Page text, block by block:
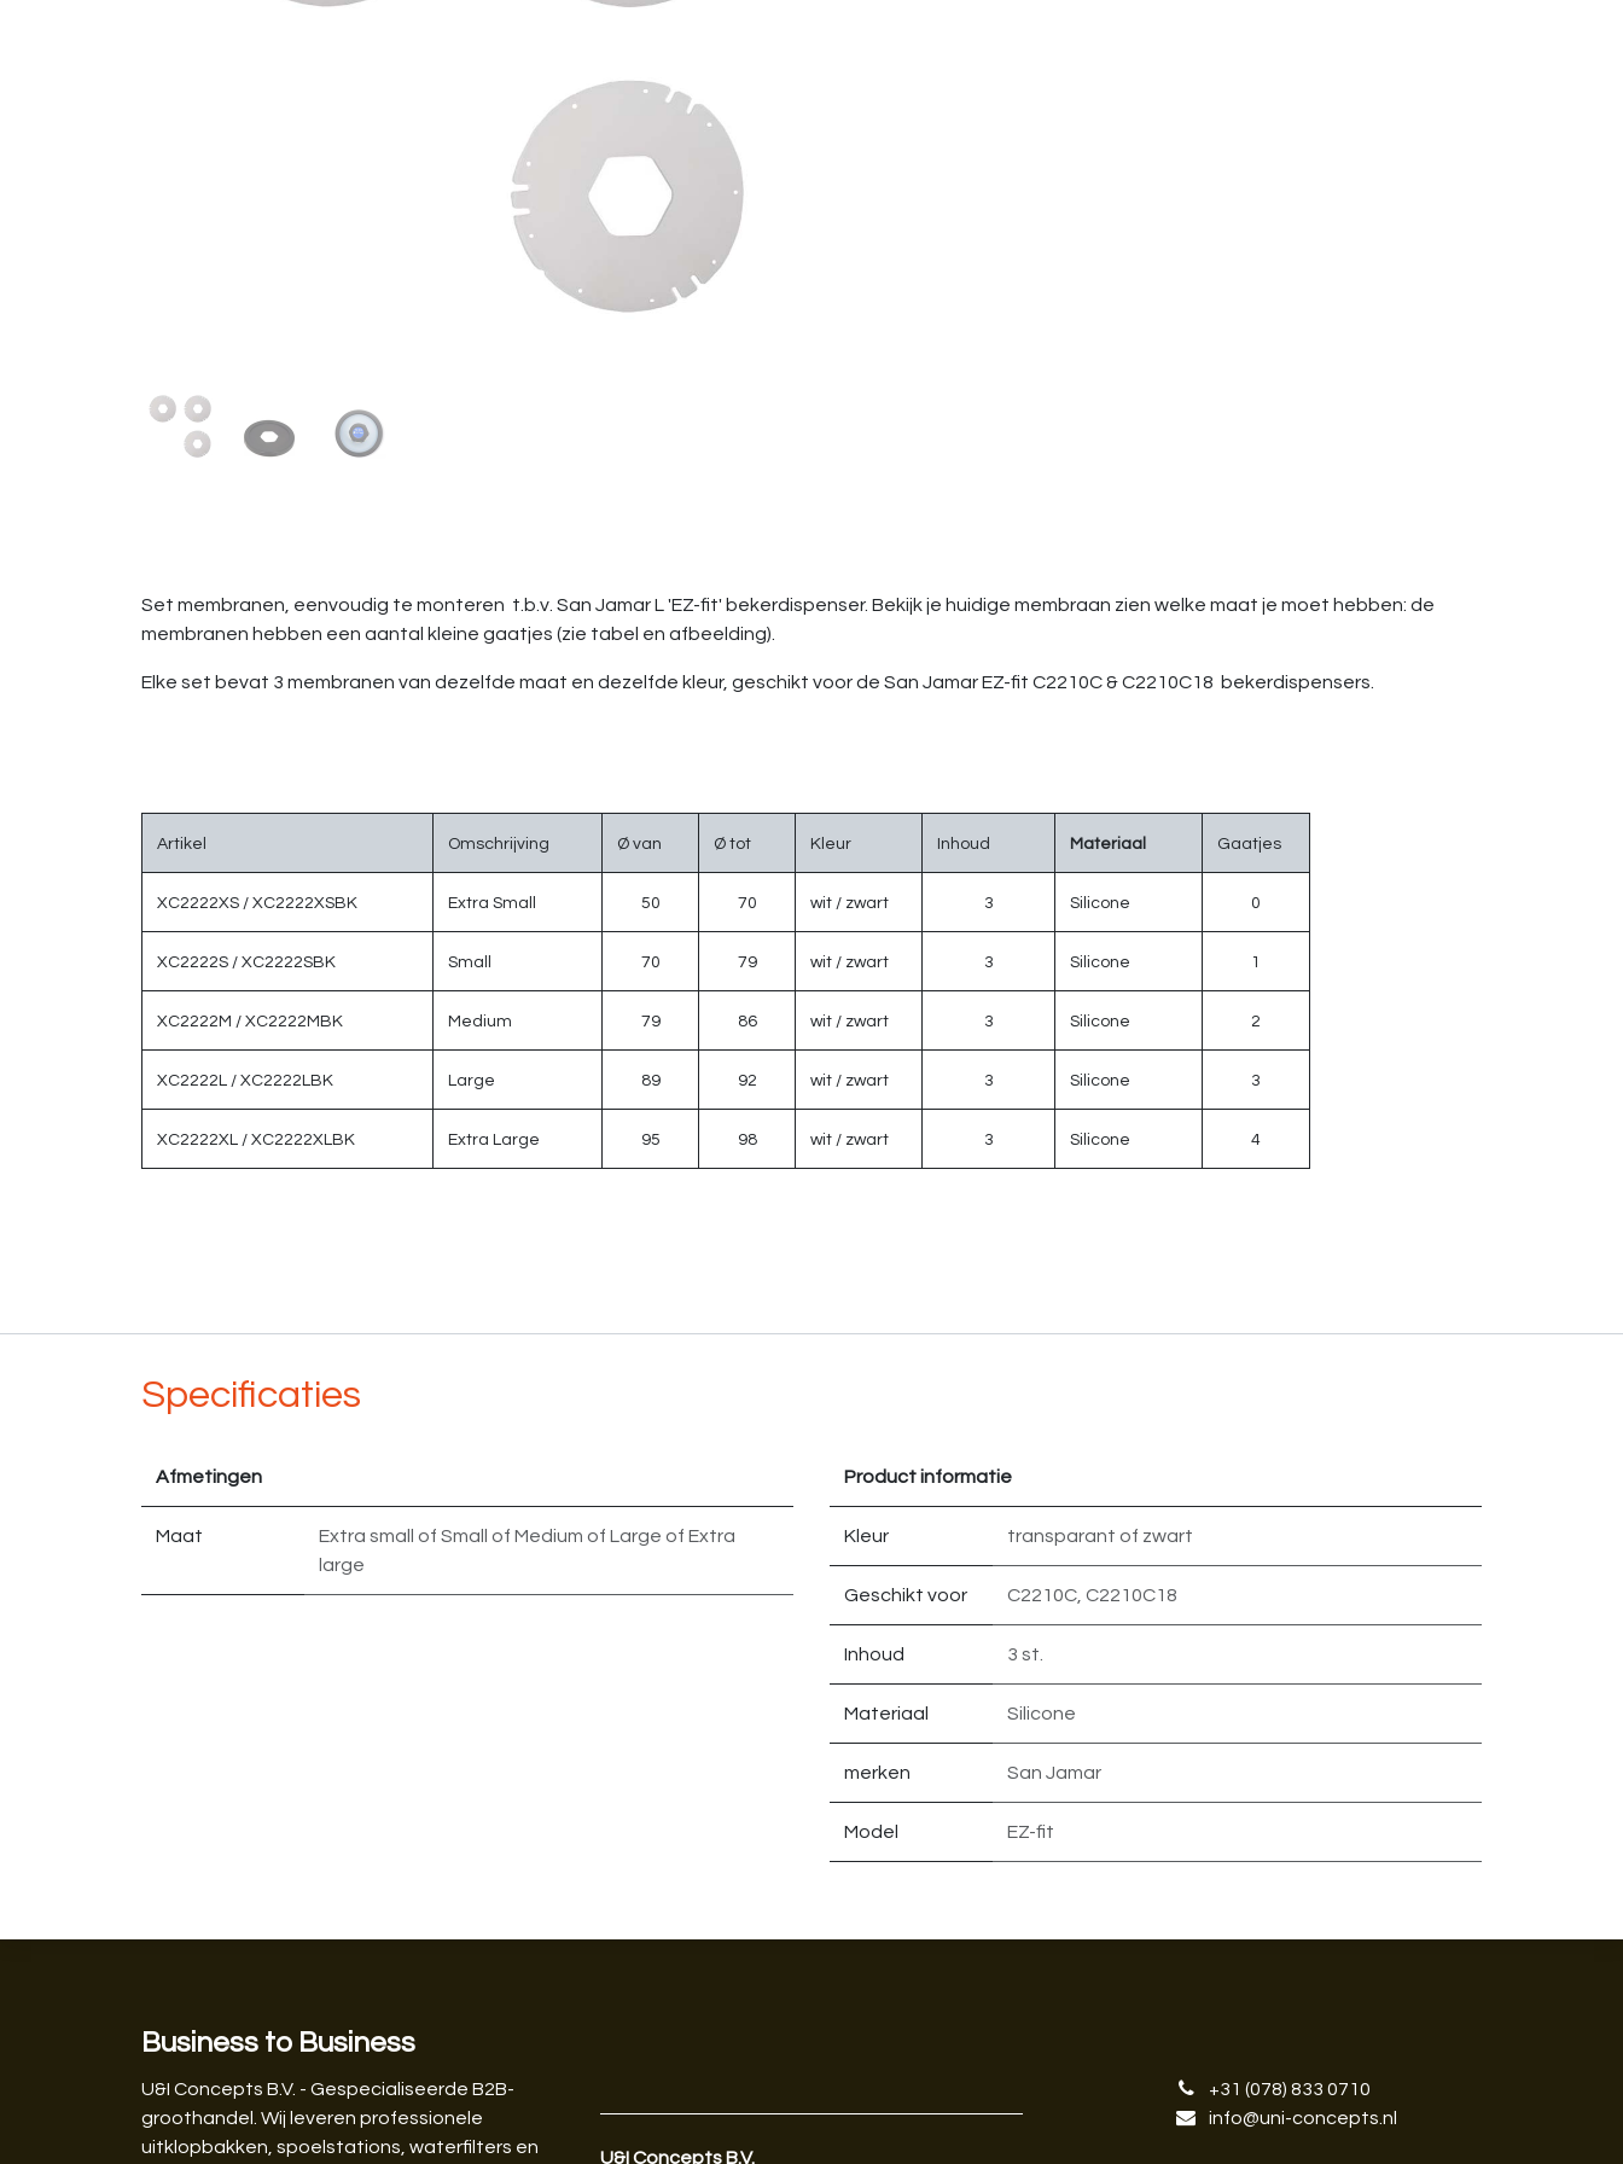
Set membranen, eenvoudig te monteren t.b.v. San Jamar L 'EZ-fit' bekerdispenser. Bekijk je huidige membraan zien welke maat je moet hebben: de
membranen hebben een aantal kleine gaatjes (zie tabel en afbeelding).
Elke set bevat 3 membranen van dezelfde maat en dezelfde kleur, geschikt voor de San Jamar EZ-fit C2210C & C2210C18 bekerdispensers.
Artikel Omschrijving Ø van Ø tot Kleur Inhoud Materiaal Gaatjes
XC2222XS / XC2222XSBK Extra Small 50 70 wit / zwart 3 Silicone 0
XC2222S / XC2222SBK Small 70 79 wit / zwart 3 Silicone 1
XC2222M / XC2222MBK Medium 79 86 wit / zwart 3 Silicone 2
XC2222L / XC2222LBK Large 89 92 wit / zwart 3 Silicone 3
XC2222XL / XC2222XLBK Extra Large 95 98 wit / zwart 3 Silicone 4
Specificaties
Afmetingen
Maat Extra small of Small of Medium of Large of Extra
large
Product informatie
Kleur transparant of zwart
Geschikt voor C2210C C2210C18
Inhoud 3 st.
Materiaal Silicone
merken San Jamar
Model EZ-fit
Business to Business
U&I Concepts B.V. - Gespecialiseerde B2B-
groothandel. Wij leveren professionele
uitklopbakken, spoelstations, waterfilters en
U&I Concepts B.V.​
+31 (078) 833 0710
info@uni-concepts.nl